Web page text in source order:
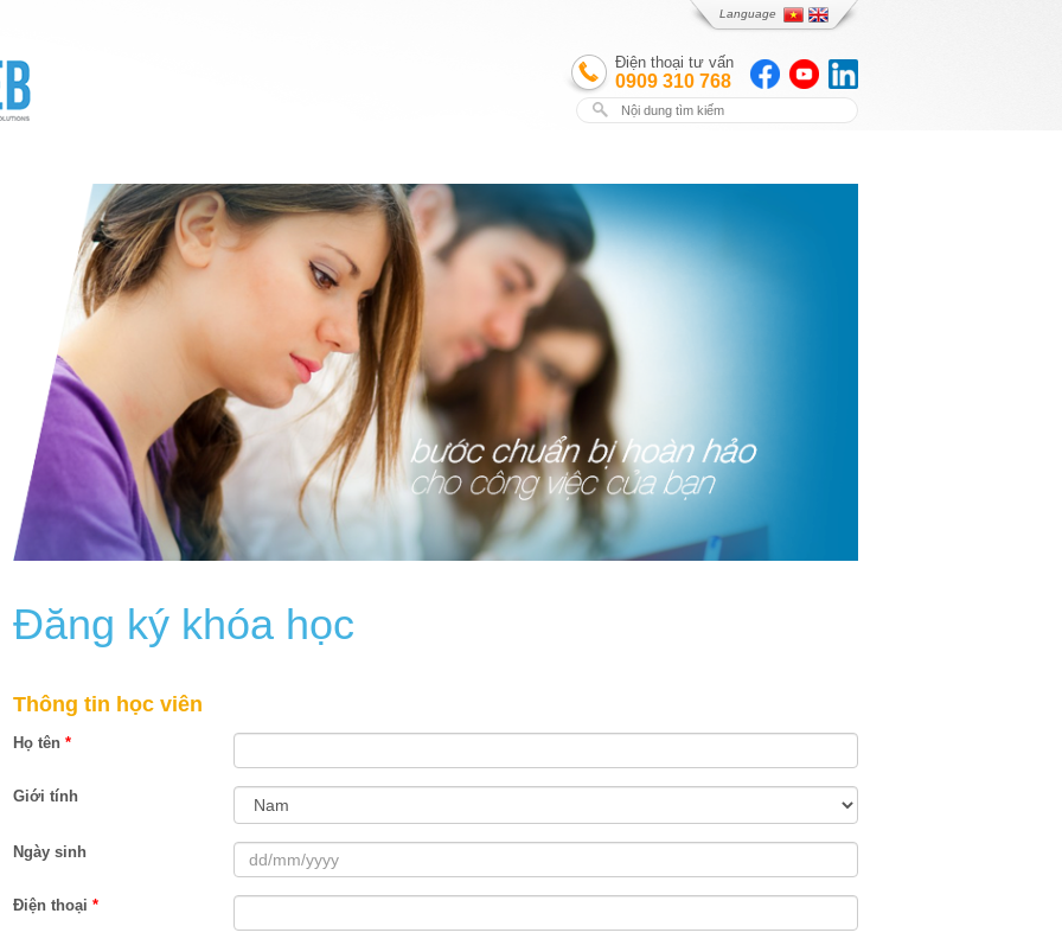
Language
Điện thoại tư vấn
0909 310 768
Đăng ký khóa học
Thông tin học viên
Họ tên *
Giới tính
Ngày sinh
Điện thoại *